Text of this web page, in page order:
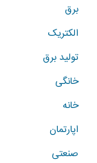
برق
الکتریک
تولید برق
خانگی
خانه
اپارتمان
صنعتی